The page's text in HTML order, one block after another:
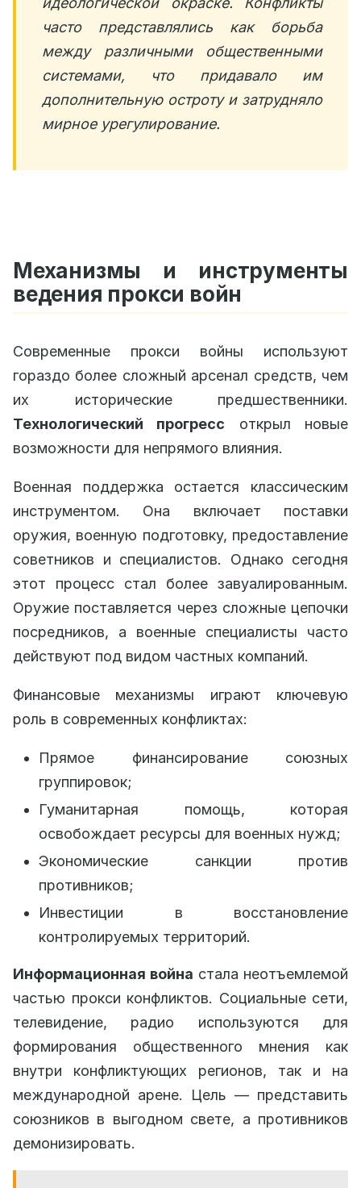
часто представлялись как борьба
между различными общественными
системами, что придавало им
дополнительную остроту и затрудняло
мирное урегулирование.
Механизмы и инструменты
ведения прокси войн
Современные прокси войны используют
гораздо более сложный арсенал средств, чем
их исторические предшественники.
Технологический прогресс открыл новые
возможности для непрямого влияния.
Военная поддержка остается классическим
инструментом. Она включает поставки
оружия, военную подготовку, предоставление
советников и специалистов. Однако сегодня
этот процесс стал более завуалированным.
Оружие поставляется через сложные цепочки
посредников, а военные специалисты часто
действуют под видом частных компаний.
Финансовые механизмы играют ключевую
роль в современных конфликтах:
Прямое финансирование союзных
группировок;
Гуманитарная помощь, которая
освобождает ресурсы для военных нужд;
Экономические санкции против
противников;
Инвестиции в восстановление
контролируемых территорий.
Информационная война стала неотъемлемой
частью прокси конфликтов. Социальные сети,
телевидение, радио используются для
формирования общественного мнения как
внутри конфликтующих регионов, так и на
международной арене. Цель — представить
союзников в выгодном свете, а противников
демонизировать.